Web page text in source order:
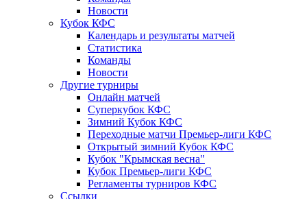
Новости
Кубок КФС
Календарь и результаты матчей
Статистика
Команды
Новости
Другие турниры
Онлайн матчей
Суперкубок КФС
Зимний Кубок КФС
Переходные матчи Премьер-лиги КФС
Открытый зимний Кубок КФС
Кубок "Крымская весна"
Кубок Премьер-лиги КФС
Регламенты турниров КФС
Ссылки